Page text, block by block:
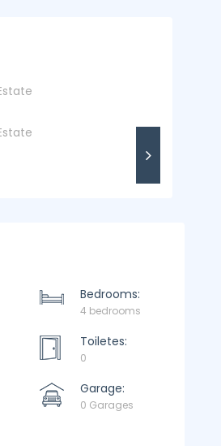
Bedrooms:
4 bedrooms
Toiletes:
0
Garage:
0 Garages